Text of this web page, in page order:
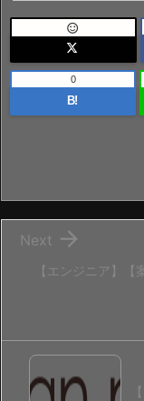

B!
0
【エンジニア】【

Next